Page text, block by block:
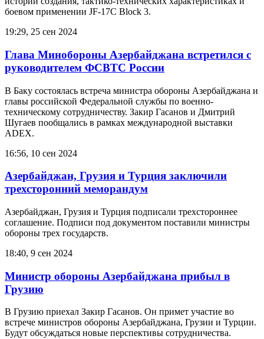
боевом применении JF-17C Block 3.
19:29, 25 сен 2024
Глава Минобороны Азербайджана встретился с
руководителем ФСВТС России
В Баку состоялась встреча министра обороны Азербайджана и
главы российской Федеральной службы по военно-
техническому сотрудничеству. Закир Гасанов и Дмитрий
Шугаев пообщались в рамках международной выставки
ADEХ.
16:56, 10 сен 2024
Азербайджан, Грузия и Турция заключили
трехсторонний меморандум
Азербайджан, Грузия и Турция подписали трехстороннее
соглашение. Подписи под документом поставили министры
обороны трех государств.
18:40, 9 сен 2024
Министр обороны Азербайджана прибыл в
Грузию
В Грузию приехал Закир Гасанов. Он примет участие во
встрече министров обороны Азербайджана, Грузии и Турции.
Будут обсуждаться новые перспективы сотрудничества.